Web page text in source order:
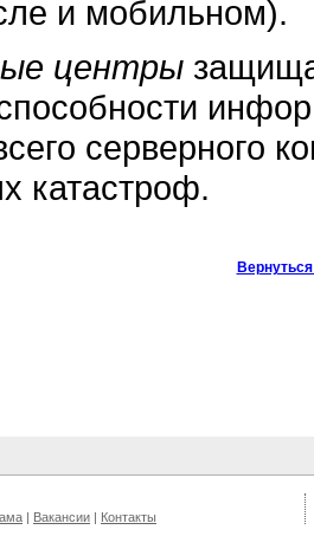
и мобильном).
центры
серверного
катастроф.
| Вакансии | Контакты